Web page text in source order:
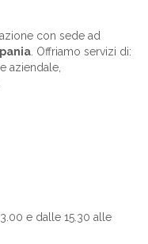
con sede ad
. Offriamo servizi di:
aziendale,
e dalle 15.30 alle